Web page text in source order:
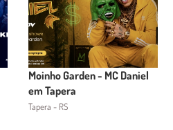
Moinho Garden - MC Daniel
em Tapera
Tapera - RS